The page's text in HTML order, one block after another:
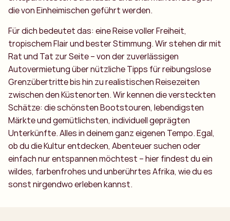
die von Einheimischen geführt werden.
Für dich bedeutet das: eine Reise voller Freiheit,
tropischem Flair und bester Stimmung. Wir stehen dir mit
Rat und Tat zur Seite – von der zuverlässigen
Autovermietung über nützliche Tipps für reibungslose
Grenzübertritte bis hin zu realistischen Reisezeiten
zwischen den Küstenorten. Wir kennen die versteckten
Schätze: die schönsten Bootstouren, lebendigsten
Märkte und gemütlichsten, individuell geprägten
Unterkünfte. Alles in deinem ganz eigenen Tempo. Egal,
ob du die Kultur entdecken, Abenteuer suchen oder
einfach nur entspannen möchtest – hier findest du ein
wildes, farbenfrohes und unberührtes Afrika, wie du es
sonst nirgendwo erleben kannst.